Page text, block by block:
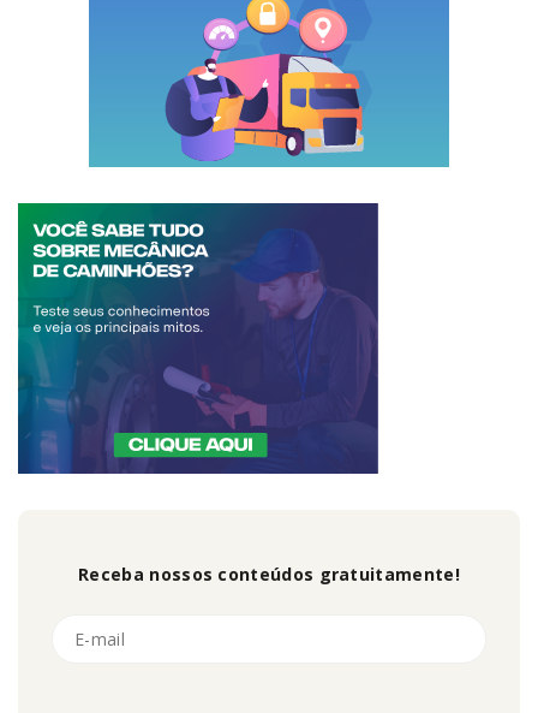
Receba nossos conteúdos gratuitamente!